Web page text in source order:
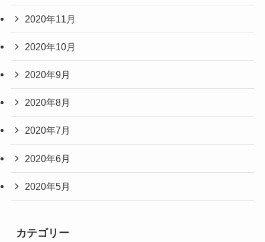
2020年11月
2020年10月
2020年9月
2020年8月
2020年7月
2020年6月
2020年5月
カテゴリー